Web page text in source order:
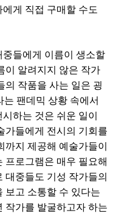
게 직접 구매할 수도
들에게 이름이 생소할
이 알려지지 않은 작가
의 작품을 사는 일은 굉
팬데믹 상황 속에서
하는 것은 쉬운 일이
가들에게 전시의 기회를
지 제공해 예술가들이
프로그램은 매우 필요해
대중들도 기성 작가들의
보고 소통할 수 있다는
작가를 발굴하고자 하는